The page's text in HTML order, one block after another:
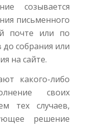
созывается
письменного
почте или по
до собрания или
на сайте.
какого-либо
своих
тех случаев,
решение